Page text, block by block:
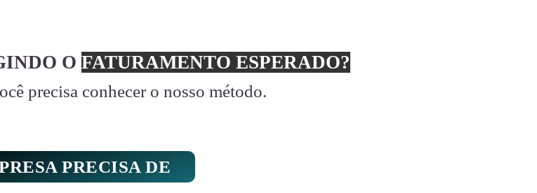
O FATURAMENTO ESPERADO?
precisa conhecer o nosso método.
PRECISA DE